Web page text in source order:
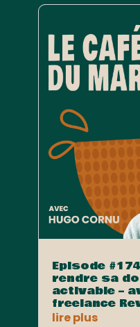
Episode
rendre sa
activable –
freelance
lire plus